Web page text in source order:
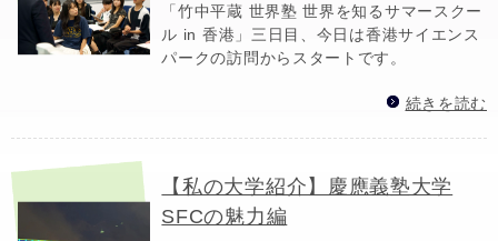
「竹中平蔵 世界塾 世界を知るサマースクー
ル in 香港」三日目、今日は香港サイエンス
パークの訪問からスタートです。
続きを読む
【私の大学紹介】慶應義塾大学
SFCの魅力編